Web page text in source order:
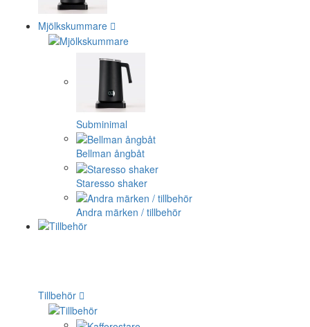
Mjölkskummare
Subminimal
Bellman ångbåt
Staresso shaker
Andra märken / tillbehör
Tillbehör